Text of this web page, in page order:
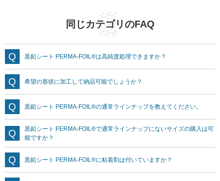
同じカテゴリのFAQ
黒鉛シート PERMA-FOIL®は高純度処理できますか？
希望の形状に加工して納品可能でしょうか？
黒鉛シート PERMA-FOIL®の通常ラインナップを教えてください。
黒鉛シート PERMA-FOIL®で通常ラインナップにないサイズの購入は可
能ですか？
黒鉛シート PERMA-FOIL®に粘着剤は付いていますか？